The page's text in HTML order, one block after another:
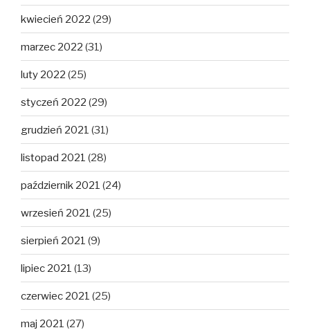
kwiecień 2022 (29)
marzec 2022 (31)
luty 2022 (25)
styczeń 2022 (29)
grudzień 2021 (31)
listopad 2021 (28)
październik 2021 (24)
wrzesień 2021 (25)
sierpień 2021 (9)
lipiec 2021 (13)
czerwiec 2021 (25)
maj 2021 (27)